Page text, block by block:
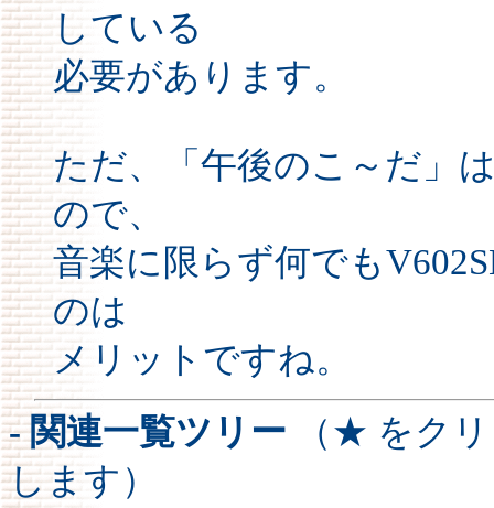
している
必要があります。
ただ、「午後のこ～だ」
ので、
音楽に限らず何でも
のは
メリットですね。
- 関連一覧ツリー （★ をク
します）